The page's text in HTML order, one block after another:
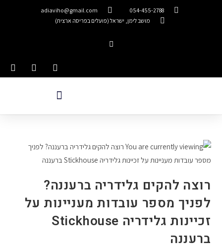
054-455-2788
adiaviho@gmail.com
מושב לימן, ישראל (פועלים בפריסה ארצית)
רוצה להקים גלידריה ברעננה?
לפניך מספר עובדות מעניינות על
זכיינות גלידריה Stickhouse
ברעננה